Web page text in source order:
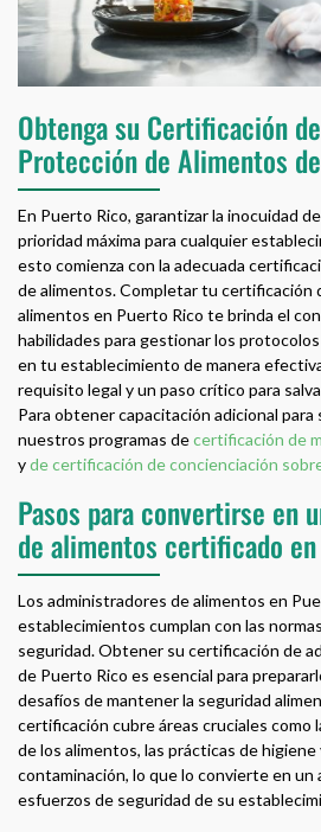
Obtenga su Certificación
Protección de Alimentos
En Puerto Rico, garantizar la inocuidad
prioridad máxima para cualquier
esto comienza con la adecuada
de alimentos. Completar tu certificación
alimentos en Puerto Rico te brinda el
habilidades para gestionar los
en tu establecimiento de manera
requisito legal y un paso crítico para
Para obtener capacitación adicional
nuestros programas decertificación de
yde certificación de concienciación
Pasos para convertirse en
de alimentos certificado
Los administradores de alimentos en
establecimientos cumplan con las
seguridad. Obtener su certificación de
de Puerto Rico es esencial para
desafíos de mantener la seguridad
certificación cubre áreas cruciales como
de los alimentos, las prácticas de higiene
contaminación, lo que lo convierte en un
esfuerzos de seguridad de su